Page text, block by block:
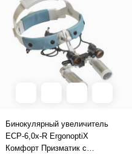
Бинокулярный увеличитель
ECP-6,0x-R ErgonoptiX
Комфорт Призматик с